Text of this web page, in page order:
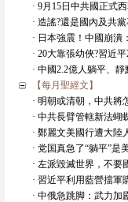
· 9月15日中共國正式
· 造謠?還是國內及共
· 日本強震！中國崩潰
· 20大靠張幼俠?習近
· 中國2.2億人躺平、
【每月聖經文】
· 明朝或清朝，中共將
· 中共長臂管轄新法蝴
· 鄭麗文美國行遭大陸
· 党国真急了“躺平”是
· 左派毀滅世界，不要
· 習近平利用藍營擋軍
· 中俄急跳脚：武力加